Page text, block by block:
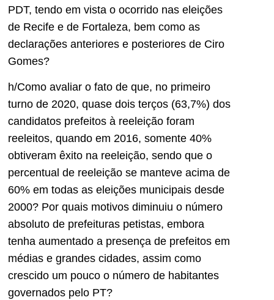
PDT, tendo em vista o ocorrido nas eleições
de Recife e de Fortaleza, bem como as
declarações anteriores e posteriores de Ciro
Gomes?
h/Como avaliar o fato de que, no primeiro
turno de 2020, quase dois terços (63,7%) dos
candidatos prefeitos à reeleição foram
reeleitos, quando em 2016, somente 40%
obtiveram êxito na reeleição, sendo que o
percentual de reeleição se manteve acima de
60% em todas as eleições municipais desde
2000? Por quais motivos diminuiu o número
absoluto de prefeituras petistas, embora
tenha aumentado a presença de prefeitos em
médias e grandes cidades, assim como
crescido um pouco o número de habitantes
governados pelo PT?